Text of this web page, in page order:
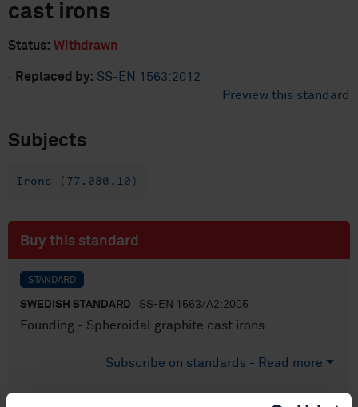
cast irons
Status: Withdrawn
· Replaced by: SS-EN 1563:2012
Preview this standard
Subjects
Irons (77.080.10)
Buy this standard
STANDARD
SWEDISH STANDARD · SS-EN 1563/A2:2005
Founding - Spheroidal graphite cast irons
Subscribe on standards - Read more